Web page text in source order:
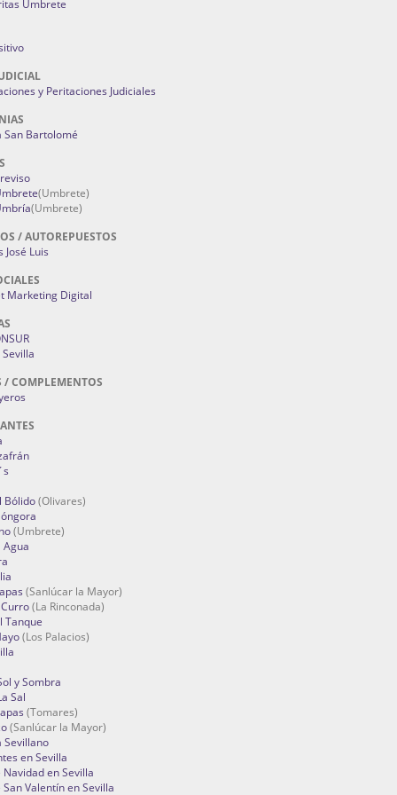
Umbrete
y Peritaciones Judiciales
San Bartolomé
(Umbrete)
(Umbrete)
/ AUTOREPUESTOS
José Luis
Marketing Digital
/ COMPLEMENTOS
Bólido(Olivares)
(Umbrete)
(Sanlúcar la Mayor)
(La Rinconada)
Tanque
(Los Palacios)
y Sombra
Sal
(Tomares)
(Sanlúcar la Mayor)
Sevillano
en Sevilla
Navidad en Sevilla
Valentín en Sevilla